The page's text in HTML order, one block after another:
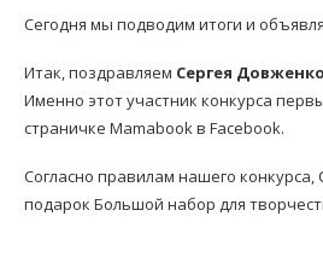
Сегодня мы подводим итоги и
Итак, поздравляем Cергея Довженко
Именно этот участник конкурса
страничке Mamabook в Facebook.
Согласно правилам нашего конкурса,
подарок Большой набор для